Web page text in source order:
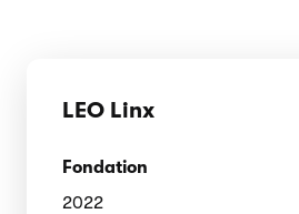
LEO Linx
Fondation
2022